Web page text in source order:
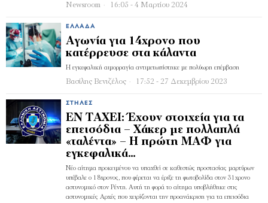
Newsroom 16:05 - 4 Μαρτίου 2024
ΕΛΛΆΔΑ
Αγωνία για 14χρονο που
κατέρρευσε στα κάλαντα
Η εγκεφαλική αιμορραγία αντιμετωπίστηκε με πολύωρη επέμβαση
Βασίλης Βενιζέλος 17:52 - 27 Δεκεμβρίου 2023
ΣΤΉΛΕΣ
ΕΝ ΤΑΧΕΙ: Έχουν στοιχεία για τα
επεισόδια – Χάκερ με πολλαπλά
«ταλέντα» – Η πρώτη ΜΑΦ για
εγκεφαλικά…
Νέο αίτημα προκειμένου να υπαχθεί σε καθεστώς προστασίας μαρτύρων
υπέβαλε ο 18χρονος, που φέρεται να έριξε τη φωτοβολίδα στον 31χρονο
αστυνομικό στον Ρέντη. Αυτή τη φορά το αίτημα υποβλήθηκε στις
αστυνομικές Αρχές που χειρίζονται την προανάκριση για τα επεισόδια